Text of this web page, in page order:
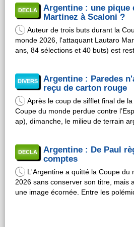
pas sur leur sélectionneur Lionel
en faire de même. ...
DECLA
Argentine : une pique
Martinez à Scaloni ?
Auteur de trois buts durant la
monde 2026, l'attaquant Lautaro
ans, 84 sélections et 40 buts) est
Instagram, l'avant-centre a semble-t-
son sélectionneur Lionel Scaloni. ...
DIVERS
Argentine : Paredes
reçu de carton rouge
Après le coup de sifflet final de
Coupe du monde perdue contre
ap), dimanche, le milieu de terrain
et Gavi sur la pelouse. Cependant,
DECLA
Argentine : De Paul
comptes
L'Argentine a quitté la Coupe du
2026 sans conserver son titre, mais
une image écornée. Entre les